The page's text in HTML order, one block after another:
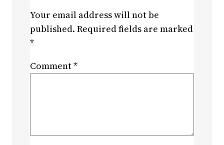
Your email address will not be
published. Required fields are marked
*
Comment*